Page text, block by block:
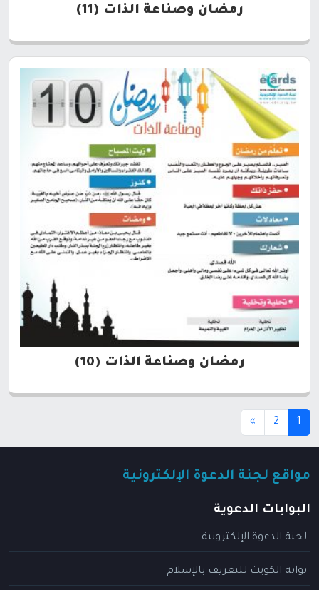
رمضان وصناعة الذات (11)
رمضان وصناعة الذات (10)
1
(current)
2
»
مواقع لجنة الدعوة الإلكترونية
البوابات الدعوية
لجنة الدعوة الإلكترونية
بوابة الكويت للتعريف بالإسلام